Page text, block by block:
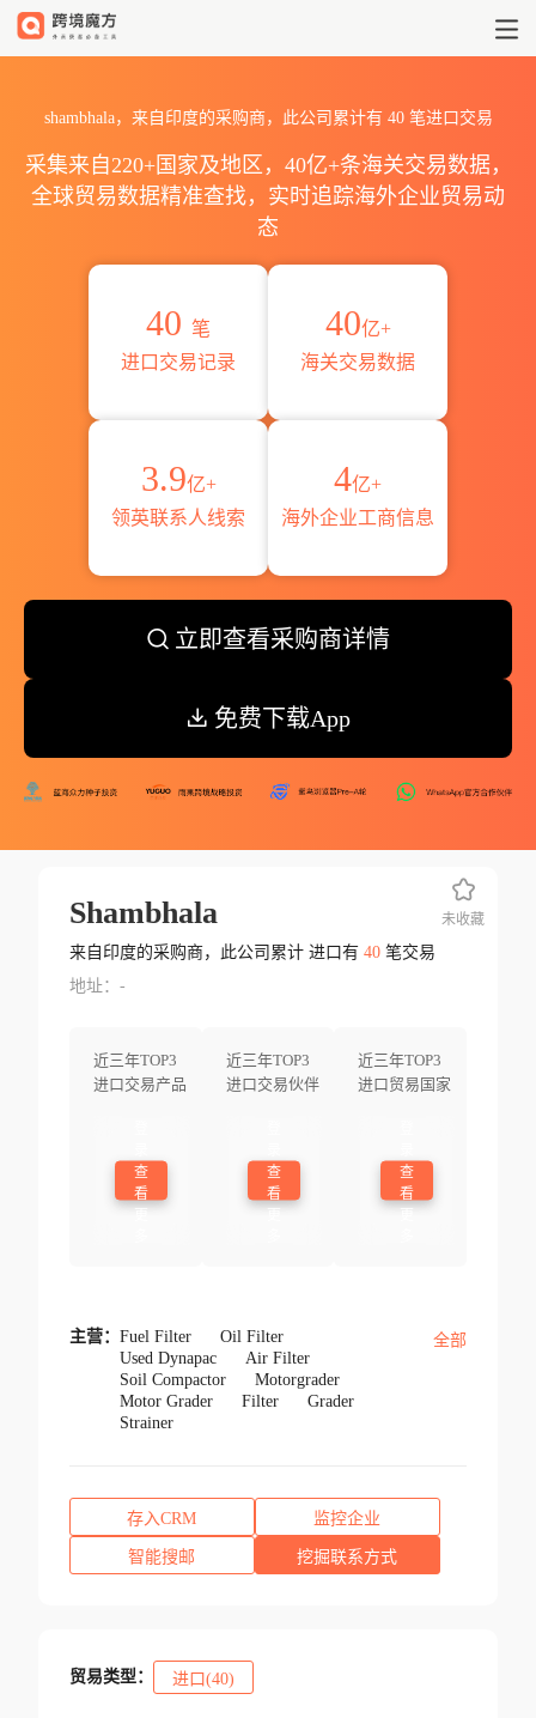
shambhala，来自印度的采购商，此公司累计有 40笔进口交易
采集来自220+国家及地区，40亿+条海关交易数据，
全球贸易数据精准查找，实时追踪海外企业贸易动
态
40 笔
进口交易记录
40亿+
海关交易数据
3.9亿+
领英联系人线索
4亿+
海外企业工商信息
立即查看采购商详情
免费下载App
Shambhala
来自印度的采购商，此公司累计 进口有 40笔交易
地址：-
近三年TOP3
进口交易产品
查
看
近三年TOP3
进口交易伙伴
查
看
近三年TOP3
进口贸易国家
查
看
未收藏
主营： Fuel Filter
Oil Filter
Used Dynapac
Air Filter
Soil Compactor
Motorgrader
Motor Grader
Filter
Grader
Strainer
全部
存入CRM 监控企业
智能搜邮 挖掘联系方式
贸易类型： 进口(40)